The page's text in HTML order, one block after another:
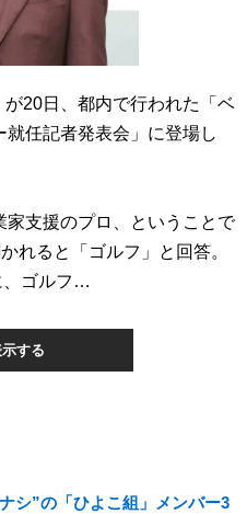
20日、都内で行われた「ベ
任記者発表会」に登場し
家支援のプロ、ということで
れると「ゴルフ」と回答。
、ゴルフ…
する
シ”の「ひよこ組」メンバー3